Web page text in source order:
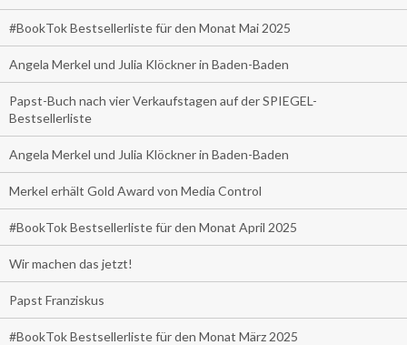
#BookTok Bestsellerliste für den Monat Mai 2025
Angela Merkel und Julia Klöckner in Baden-Baden
Papst-Buch nach vier Verkaufstagen auf der SPIEGEL-
Bestsellerliste
Angela Merkel und Julia Klöckner in Baden-Baden
Merkel erhält Gold Award von Media Control
#BookTok Bestsellerliste für den Monat April 2025
Wir machen das jetzt!
Papst Franziskus
#BookTok Bestsellerliste für den Monat März 2025